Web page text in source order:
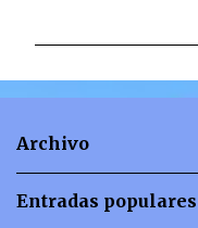
Archivo
Entradas populares